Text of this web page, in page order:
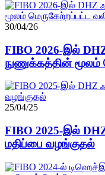
30/04/26
FIBO 2026-இல்
நுணுக்கத்தின் மூலம்
25/04/25
FIBO 2025-இல்
மதிப்பை வழங்குதல்